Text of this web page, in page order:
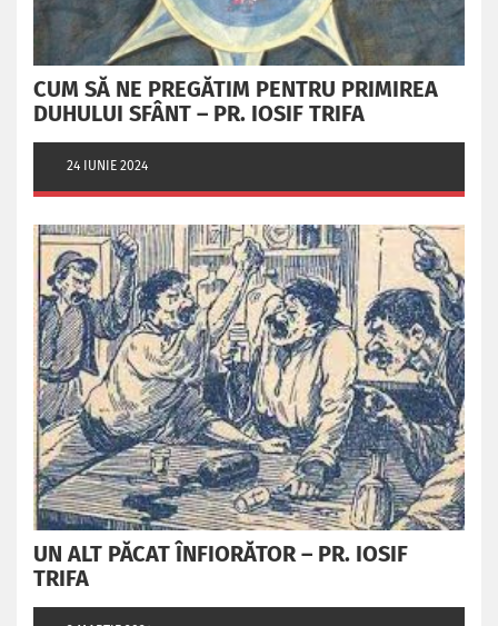
CUM SĂ NE PREGĂTIM PENTRU PRIMIREA
DUHULUI SFÂNT – PR. IOSIF TRIFA
24 IUNIE 2024
UN ALT PĂCAT ÎNFIORĂTOR – PR. IOSIF
TRIFA